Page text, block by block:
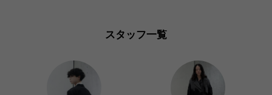
スタッフ一覧